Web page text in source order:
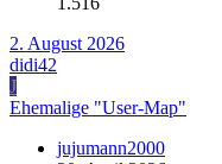
2. August 2026
didi42
J
Ehemalige "User-Map"
jujumann2000